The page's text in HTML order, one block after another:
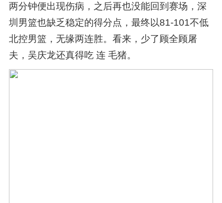
两分钟便出现伤病，之后再也没能回到赛场，深
圳男篮也缺乏稳定的得分点，最终以81-101不低
北控男篮，无缘两连胜。看来，少了顾全顾屠
夫，吴庆龙还真得吃 连 毛猪。